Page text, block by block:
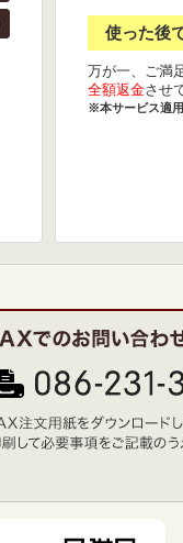
使った後
万が一、ご満
全額返金させ
※本サービス適